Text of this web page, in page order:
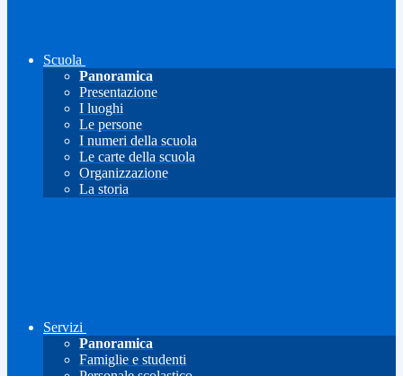
Scuola
Panoramica
Presentazione
I luoghi
Le persone
I numeri della scuola
Le carte della scuola
Organizzazione
La storia
Servizi
Panoramica
Famiglie e studenti